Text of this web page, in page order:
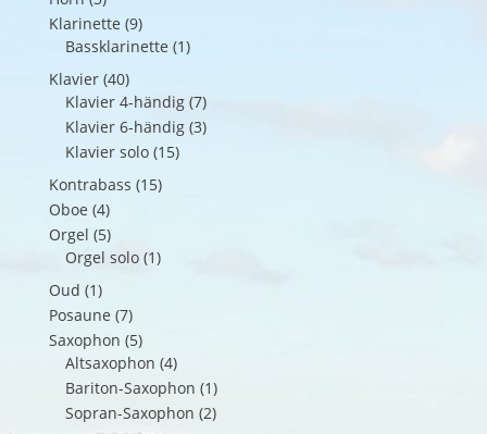
Klarinette (9)
Bassklarinette (1)
Klavier (40)
Klavier 4-händig (7)
Klavier 6-händig (3)
Klavier solo (15)
Kontrabass (15)
Oboe (4)
Orgel (5)
Orgel solo (1)
Oud (1)
Posaune (7)
Saxophon (5)
Altsaxophon (4)
Bariton-Saxophon (1)
Sopran-Saxophon (2)